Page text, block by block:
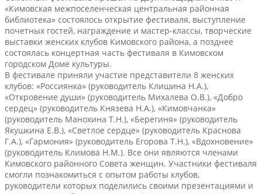
«Кимовская межпоселенческая центральная районная
библиотека» состоялось открытие фестиваля, выступление
почетных гостей, награждение и мастер-классы, творческие
выставки женских клубов Кимовского района, а позднее
состоялась концертная часть фестиваля в Кимовском
городском Доме культуры.
В фестивале приняли участие представители 8 женских
клубов: «Россиянка» (руководитель Клишина Н.А.),
«Откровение души» (руководитель Михалева О.В.), «Добро
сердец» (руководитель Князева Н.А.), «Кимовчанка»
(руководитель Манохина Т.Н.), «Берегиня» (руководитель
Якушкина Е.В.), «Светлое сердце» (руководитель Краснова
Г.А.), «Гармония» (руководитель Егорова Т.Н.), «Вдохновение»
(руководитель Климова Н.М.). Все они являются членами
Кимовского районного Совета женщин. Участники фестиваля
смогли познакомиться с опытом работы клубов,
руководители которых поделились своими презентациями и